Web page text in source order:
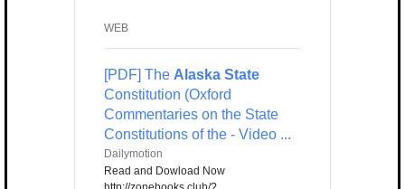
WEB
[PDF] The Alaska State
Constitution (Oxford
Commentaries on the State
Constitutions of the - Video ...
Dailymotion
Read and Dowload Now